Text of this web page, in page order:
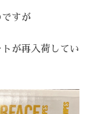
すが
が再入荷してい